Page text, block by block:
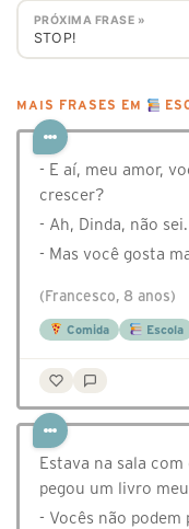
PRÓXIMA FRASE »
STOP!
MAIS FRASES EM
- E aí, meu amor,
crescer?
- Ah, Dinda, não
- Mas você gosta
(Francesco, 8 anos)
Comida Escola
Estava na sala
pegou um livro
- Vocês não podem